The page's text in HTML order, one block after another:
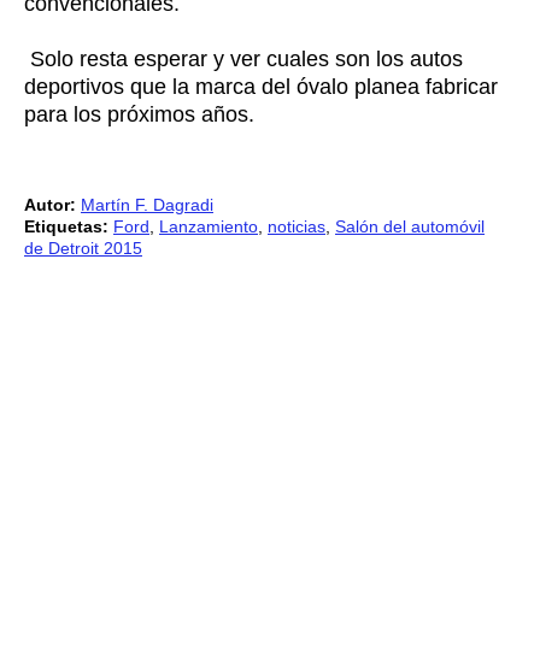
Solo resta esperar y ver cuales son los autos
deportivos que la marca del óvalo planea fabricar
para los próximos años.
Autor: Martín F. Dagradi
Etiquetas: Ford Lanzamiento noticias Salón del automóvil
de Detroit 2015